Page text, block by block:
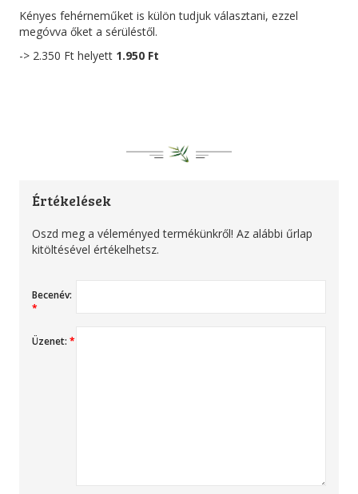
Kényes fehérneműket is külön tudjuk választani, ezzel
megóvva őket a sérüléstől.
-> 2.350 Ft helyett 1.950 Ft
Értékelések
Oszd meg a véleményed termékünkről! Az alábbi űrlap
kitöltésével értékelhetsz.
Becenév:
*
Üzenet: *